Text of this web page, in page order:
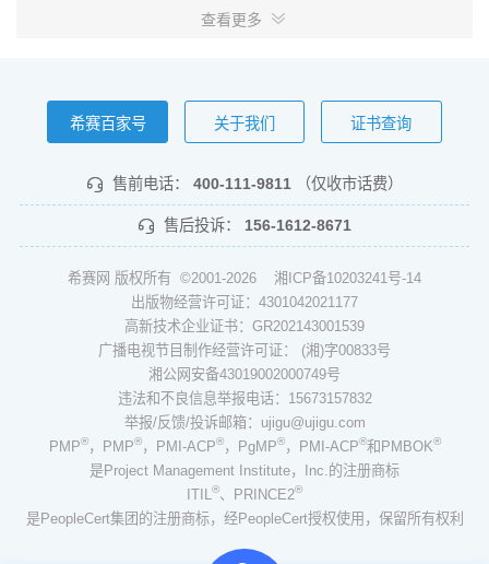
查看更多
希赛百家号 关于我们 证书查询
售前电话： 400-111-9811 （仅收市话费）
售后投诉： 156-1612-8671
希赛网 版权所有 ©2001-2026 湘ICP备10203241号-14
出版物经营许可证：4301042021177
高新技术企业证书：GR202143001539
广播电视节目制作经营许可证： (湘)字00833号
湘公网安备43019002000749号
违法和不良信息举报电话：15673157832
举报/反馈/投诉邮箱：ujigu@ujigu.com
PMP®，PMP®，PMI-ACP®，PgMP®，PMI-ACP®和PMBOK®
是Project Management Institute，Inc.的注册商标
ITIL
®、PRINCE2®
是PeopleCert集团的注册商标，经PeopleCert授权使用，保留所有权利